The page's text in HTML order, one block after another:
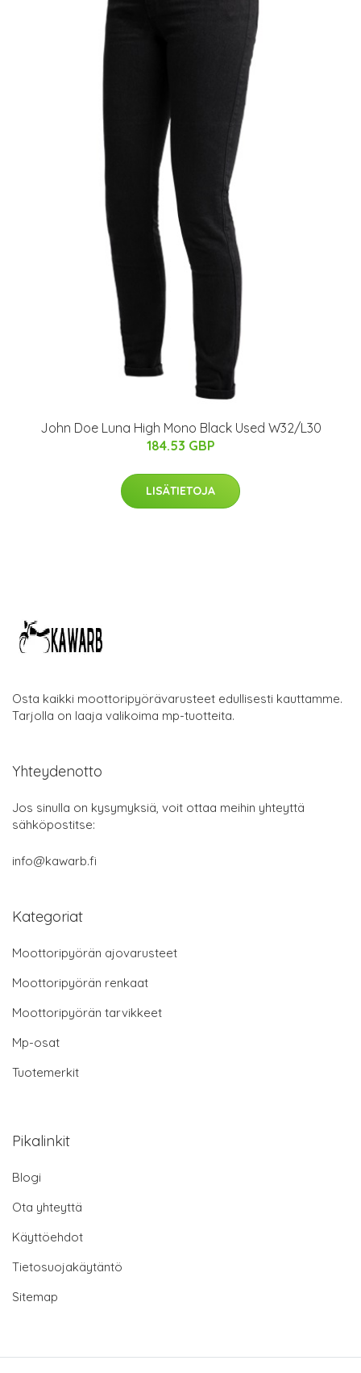
John Doe Luna High Mono Black Used W32/L30
184.53 GBP
LISÄTIETOJA
Osta kaikki moottoripyörävarusteet edullisesti kauttamme.
Tarjolla on laaja valikoima mp-tuotteita.
Yhteydenotto
Jos sinulla on kysymyksiä, voit ottaa meihin yhteyttä
sähköpostitse:
info@kawarb.fi
Kategoriat
Moottoripyörän ajovarusteet
Moottoripyörän renkaat
Moottoripyörän tarvikkeet
Mp-osat
Tuotemerkit
Pikalinkit
Blogi
Ota yhteyttä
Käyttöehdot
Tietosuojakäytäntö
Sitemap